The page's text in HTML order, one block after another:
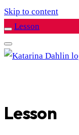
Skip to content
Lesson
Lesson